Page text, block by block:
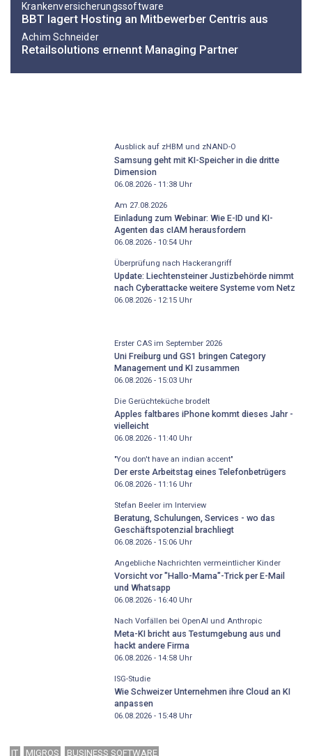
Krankenversicherungssoftware
BBT lagert Hosting an Mitbewerber Centris aus
Achim Schneider
Retailsolutions ernennt Managing Partner
Ausblick auf zHBM und zNAND-O
Samsung geht mit KI-Speicher in die dritte
Dimension
06.08.2026 - 11:38Uhr
Am 27.08.2026
Einladung zum Webinar: Wie E-ID und KI-
Agenten das cIAM herausfordern
06.08.2026 - 10:54Uhr
Überprüfung nach Hackerangriff
Update: Liechtensteiner Justizbehörde nimmt
nach Cyberattacke weitere Systeme vom Netz
06.08.2026 - 12:15Uhr
Erster CAS im September 2026
Uni Freiburg und GS1 bringen Category
Management und KI zusammen
06.08.2026 - 15:03Uhr
Die Gerüchteküche brodelt
Apples faltbares iPhone kommt dieses Jahr -
vielleicht
06.08.2026 - 11:40Uhr
"You don't have an indian accent"
Der erste Arbeitstag eines Telefonbetrügers
06.08.2026 - 11:16Uhr
Stefan Beeler im Interview
Beratung, Schulungen, Services - wo das
Geschäftspotenzial brachliegt
06.08.2026 - 15:06Uhr
Angebliche Nachrichten vermeintlicher Kinder
Vorsicht vor "Hallo-Mama"-Trick per E-Mail
und Whatsapp
06.08.2026 - 16:40Uhr
Nach Vorfällen bei OpenAI und Anthropic
Meta-KI bricht aus Testumgebung aus und
hackt andere Firma
06.08.2026 - 14:58Uhr
ISG-Studie
Wie Schweizer Unternehmen ihre Cloud an KI
anpassen
06.08.2026 - 15:48Uhr
IT MIGROS BUSINESS SOFTWARE